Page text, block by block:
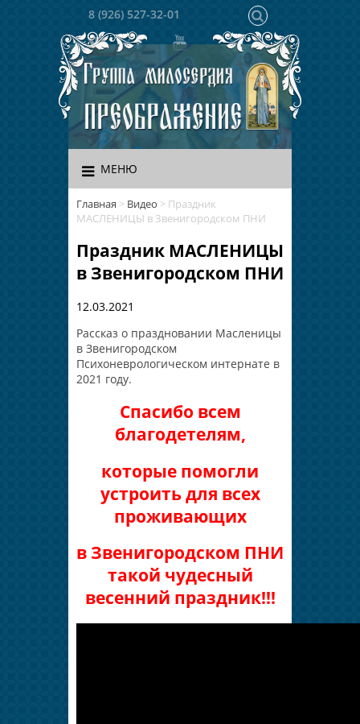
8 (926) 527-32-01
МЕНЮ
Главная > Видео > Праздник
МАСЛЕНИЦЫ в Звенигородском ПНИ
Праздник МАСЛЕНИЦЫ
в Звенигородском ПНИ
12.03.2021
Рассказ о праздновании Масленицы
в Звенигородском
Психоневрологическом интернате в
2021 году.
Спасибо всем
благодетелям,
которые помогли
устроить для всех
проживающих
в Звенигородском ПНИ
такой чудесный
весенний праздник!!!